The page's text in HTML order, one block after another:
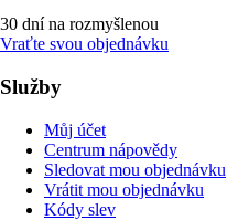
30 dní na rozmyšlenou
Vraťte svou objednávku
Služby
Můj účet
Centrum nápovědy
Sledovat mou objednávku
Vrátit mou objednávku
Kódy slev